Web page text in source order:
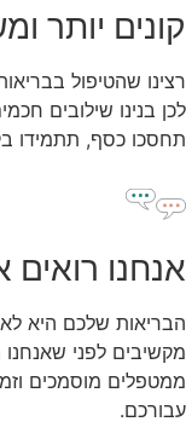
קונים יותר
רצינו שהטיפול
לכן בנינו שילובים
תחסכו כסף, תתמידו
אנחנו
הבריאות שלכם היא
מקשיבים לפני שאנחנו
ממטפלים מוסמכים
עבורכם.